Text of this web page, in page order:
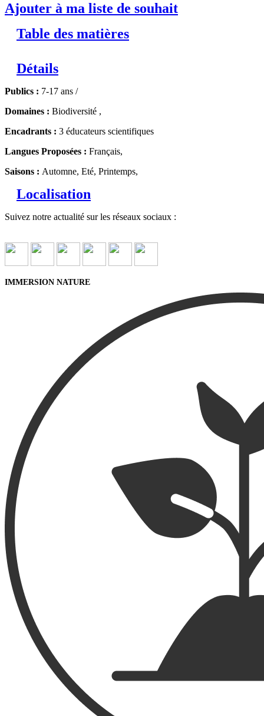
Ajouter à ma liste de souhait
Table des matières
Détails
Publics : 7-17 ans /
Domaines : Biodiversité ,
Encadrants : 3 éducateurs scientifiques
Langues Proposées : Français,
Saisons : Automne, Eté, Printemps,
Localisation
Suivez notre actualité sur les réseaux sociaux :
IMMERSION NATURE